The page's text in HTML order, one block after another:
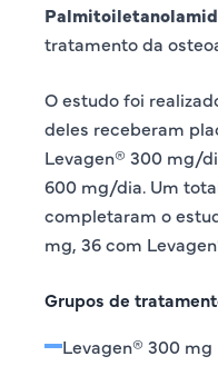
tratamento da
O estudo foi
deles receberam
Levagen® 300 mg/
600 mg/dia. Um
completaram o
mg, 36 com
Grupos de
Levagen® 300 mg